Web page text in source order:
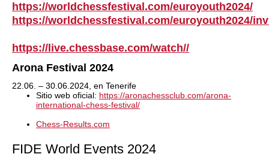
https://worldchessfestival.com/euroyouth2024/
https://worldchessfestival.com/euroyouth2024/
https://live.chessbase.com/watch//
Arona Festival 2024
22.06. – 30.06.2024, en Tenerife
Sitio web oficial: https://aronachessclub.com/arona-
international-chess-festival/
Chess-Results.com
FIDE World Events 2024